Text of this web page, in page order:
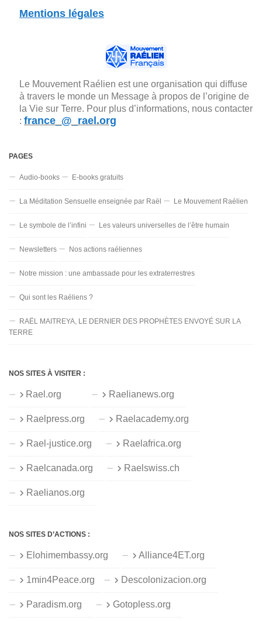
Mentions légales
Le Mouvement Raélien est une organisation qui diffuse
à travers le monde un Message à propos de l’origine de
la Vie sur Terre. Pour plus d’informations, nous contacter
: france_@_rael.org
PAGES
Audio-books E-books gratuits
La Méditation Sensuelle enseignée par Raël Le Mouvement Raélien
Le symbole de l’infini Les valeurs universelles de l’être humain
Newsletters Nos actions raéliennes
Notre mission : une ambassade pour les extraterrestres
Qui sont les Raéliens ?
RAËL MAITREYA, LE DERNIER DES PROPHÈTES ENVOYÉ SUR LA
TERRE
NOS SITES À VISITER :
Rael.org Raelianews.org
Raelpress.org Raelacademy.org
Rael-justice.org Raelafrica.org
Raelcanada.org Raelswiss.ch
Raelianos.org
NOS SITES D’ACTIONS :
Elohimembassy.org Alliance4ET.org
1min4Peace.org Descolonizacion.org
Paradism.org Gotopless.org